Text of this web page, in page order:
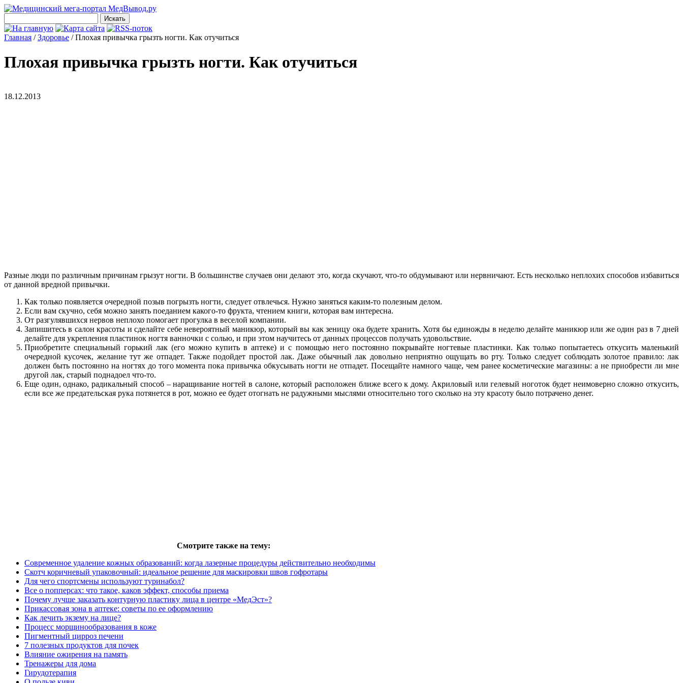
Главная /Здоровье /Плохая привычка грызть ногти. Как отучиться
Плохая привычка грызть ногти. Как отучиться
18.12.2013
Разные люди по различным причинам грызут ногти. В большинстве случаев они делают это, когда скучают, что-то обдумывают или нервничают. Есть несколько неплохих способов избавиться
от данной вредной привычки.
Как только появляется очередной позыв погрызть ногти, следует отвлечься. Нужно заняться каким-то полезным делом.
Если вам скучно, себя можно занять поеданием какого-то фрукта, чтением книги, которая вам интересна.
От разгулявшихся нервов неплохо помогает прогулка в веселой компании.
Запишитесь в салон красоты и сделайте себе невероятный маникюр, который вы как зеницу ока будете хранить. Хотя бы единожды в неделю делайте маникюр или же один раз в 7 дней
делайте для укрепления пластинок ногтя ванночки с солью, и при этом научитесь от данных процессов получать удовольствие.
Приобретите специальный горький лак (его можно купить в аптеке) и с помощью него постоянно покрывайте ногтевые пластинки. Как только попытаетесь откусить маленький
очередной кусочек, желание тут же отпадет. Также подойдет простой лак. Даже обычный лак довольно неприятно ощущать во рту. Только следует соблюдать золотое правило: лак
должен быть постоянно на ногтях до того момента пока привычка обкусывать ногти не отпадет. Посещайте намного чаще, чем ранее косметические магазины: а не приобрести ли мне
другой лак, старый поднадоел что-то.
Еще один, однако, радикальный способ – наращивание ногтей в салоне, который расположен ближе всего к дому. Акриловый или гелевый ноготок будет неимоверно сложно откусить,
если все же предательская рука потянется в рот, можно ее будет отогнать не радужными мыслями относительно того сколько на эту красоту было потрачено денег.
Смотрите также на тему:
Современное удаление кожных образований: когда лазерные процедуры действительно необходимы
Скотч коричневый упаковочный: идеальное решение для маскировки швов гофротары
Для чего спортсмены используют туринабол?
Все о попперсах: что такое, каков эффект, способы приема
Почему лучше заказать контурную пластику лица в центре «МедЭст»?
Прикассовая зона в аптеке: советы по ее оформлению
Как лечить экзему на лице?
Процесс морщинообразования в коже
Пигментный цирроз печени
7 полезных продуктов для почек
Влияние ожирения на память
Тренажеры для дома
Гирудотерапия